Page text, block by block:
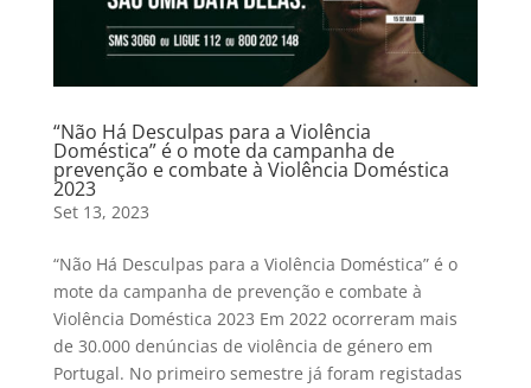
“Não Há Desculpas para a Violência
Doméstica” é o mote da campanha de
prevenção e combate à Violência Doméstica
2023
Set 13, 2023
“Não Há Desculpas para a Violência Doméstica” é o
mote da campanha de prevenção e combate à
Violência Doméstica 2023 Em 2022 ocorreram mais
de 30.000 denúncias de violência de género em
Portugal. No primeiro semestre já foram registadas